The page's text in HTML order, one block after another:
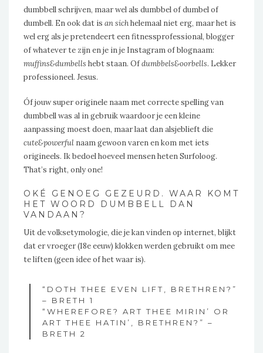
dumbbell schrijven, maar wel als dumbbel of dumbel of
dumbell. En ook dat is an sichhelemaal niet erg, maar het is
wel erg als je pretendeert een fitnessprofessional, blogger
of whatever te zijn en je in je Instagram of blognaam:
muffins&dumbells hebt staan. Ofdumbbels&oorbells. Lekker
professioneel. Jesus.
Óf jouw super originele naam met correcte spelling van
dumbbell was al in gebruik waardoor je een kleine
aanpassing moest doen, maar laat dan alsjeblieft die
cute&powerful naam gewoon varen en kom met iets
origineels. Ik bedoel hoeveel mensen heten Surfoloog.
That’s right, only one!
OKÉ GENOEG GEZEURD. WAAR KOMT
HET WOORD DUMBBELL DAN
VANDAAN?
Uit de volksetymologie, die je kan vinden op internet, blijkt
dat er vroeger (18e eeuw) klokken werden gebruikt om mee
te liften (geen idee of het waar is).
“DOTH THEE EVEN LIFT, BRETHREN?”
– BRETH 1
“WHEREFORE? ART THEE MIRIN’ OR
ART THEE HATIN’, BRETHREN?” –
BRETH 2